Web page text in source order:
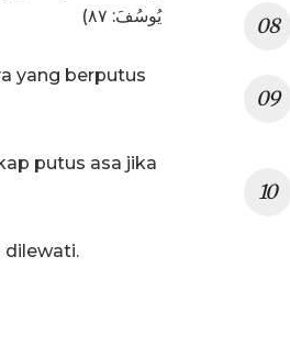
يُوسُفَ: ٨٧)
yang berputus
putus asa jika
dilewati.